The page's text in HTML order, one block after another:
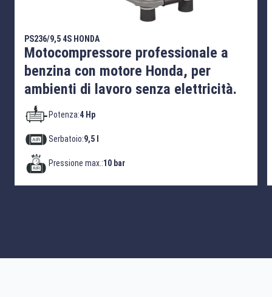
PS236/9,5 4S HONDA
Motocompressore professionale a
benzina con motore Honda, per
ambienti di lavoro senza elettricità.
Potenza:4 Hp
Serbatoio:9,5 l
Pressione max.:10 bar